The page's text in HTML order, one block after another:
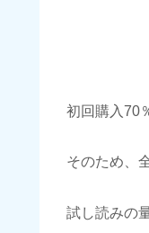
初回購入70
そのため、
試し読みの